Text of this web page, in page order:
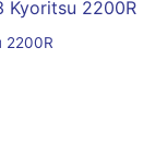
2200R